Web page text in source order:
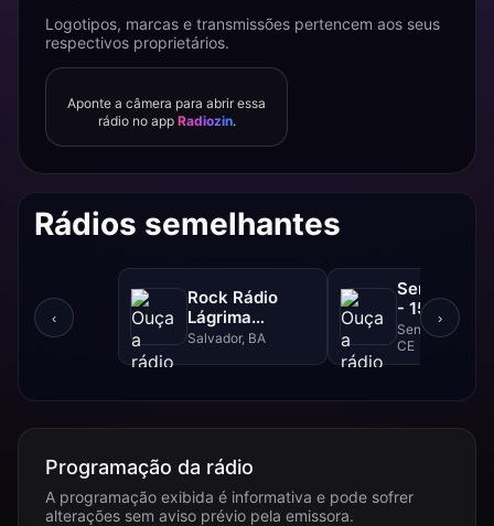
Logotipos, marcas e transmissões pertencem aos seus
respectivos proprietários.
Aponte a câmera para abrir essa
rádio no app Radiozin.
Rádios semelhantes
‹
Rock Rádio
Lágrima
Psicodélica
Salvador, BA
Sertão
- 1570 AM
Senador
CE
›
Programação da rádio
A programação exibida é informativa e pode sofrer
alterações sem aviso prévio pela emissora.